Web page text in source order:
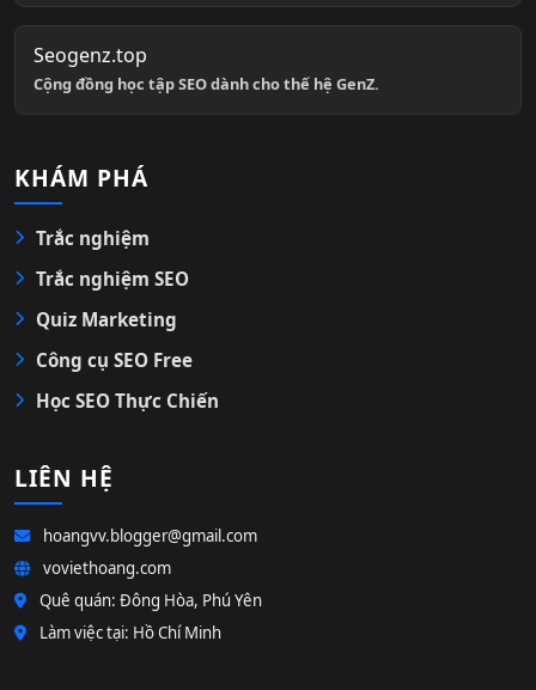
Seogenz.top
Cộng đồng học tập SEO dành cho thế hệ GenZ.
KHÁM PHÁ
Trắc nghiệm
Trắc nghiệm SEO
Quiz Marketing
Công cụ SEO Free
Học SEO Thực Chiến
LIÊN HỆ
hoangvv.blogger@gmail.com
voviethoang.com
Quê quán: Đông Hòa, Phú Yên
Làm việc tại: Hồ Chí Minh